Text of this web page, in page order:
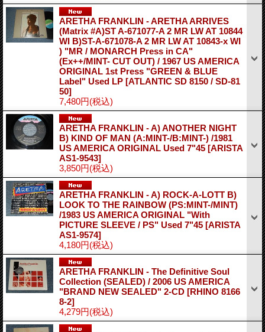
ARETHA FRANKLIN - ARETHA ARRIVES
(Matrix #A)ST A-671077-A 2 MR LW AT 10844
WI B)ST-A-671078-A 2 MR LW AT 10843-x WI
) "MR / MONARCH Press in CA"
(Ex++/MINT- CUT OUT) / 1967 US AMERICA
ORIGINAL 1st Press "GREEN & BLUE
Label" Used LP [ATLANTIC SD 8150 / SD-81
50]
7,480円(税込)
ARETHA FRANKLIN - A) ANOTHER NIGHT
B) KIND OF MAN (A:MINT-/B:MINT-) /1981
US AMERICA ORIGINAL Used 7"45 [ARISTA
AS1-9543]
3,850円(税込)
ARETHA FRANKLIN - A) ROCK-A-LOTT B)
LOOK TO THE RAINBOW (PS:MINT-/MINT)
/1983 US AMERICA ORIGINAL "With
PICTURE SLEEVE / PS" Used 7"45 [ARISTA
AS1-9574]
4,180円(税込)
ARETHA FRANKLIN - The Definitive Soul
Collection (SEALED) / 2006 US AMERICA
"BRAND NEW SEALED" 2-CD [RHINO 8166
8-2]
4,279円(税込)